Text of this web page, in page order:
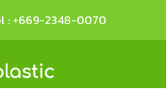
: +669-2348-0070